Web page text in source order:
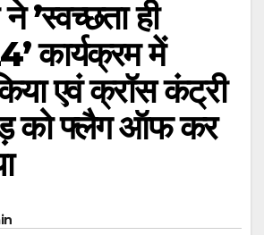
’स्वच्छता ही
कार्यक्रम में
एवं क्रॉस कंट्री
को फ्लैग ऑफ कर